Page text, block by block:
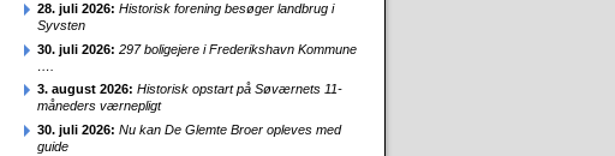
28. juli 2026: Historisk forening besøger landbrug i
Syvsten
30. juli 2026: 297 boligejere i Frederikshavn Kommune
….
3. august 2026: Historisk opstart på Søværnets 11-
måneders værnepligt
30. juli 2026: Nu kan De Glemte Broer opleves med
guide